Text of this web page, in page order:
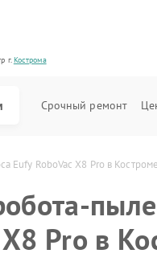
г.Кострома
Срочный ремонт
Eufy RoboVac X8 Pro в Костроме
Pro в